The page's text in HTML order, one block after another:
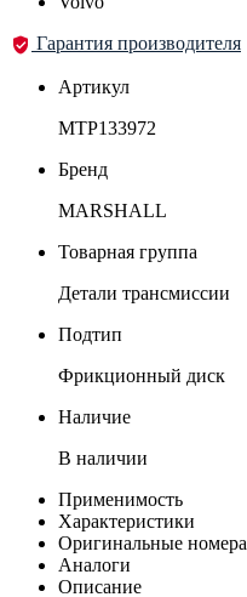
Гарантия производителя
Артикул
MTP133972
Бренд
MARSHALL
Товарная группа
Детали трансмиссии
Подтип
Фрикционный диск
Наличие
В наличии
Применимость
Характеристики
Оригинальные номера
Аналоги
Описание